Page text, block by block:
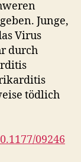
Junge,
Virus
durch
tödlich
09246